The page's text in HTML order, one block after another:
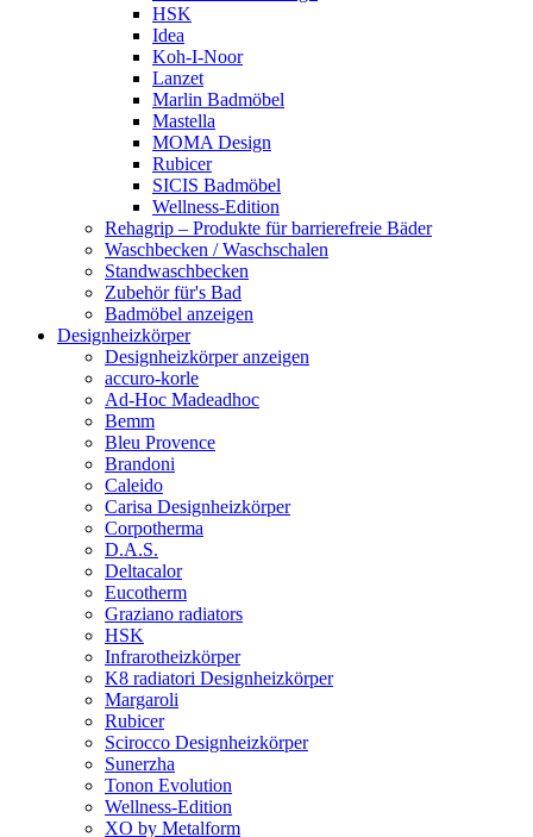
HSK
Idea
Koh-I-Noor
Lanzet
Marlin Badmöbel
Mastella
MOMA Design
Rubicer
SICIS Badmöbel
Wellness-Edition
Rehagrip – Produkte für barrierefreie Bäder
Waschbecken / Waschschalen
Standwaschbecken
Zubehör für's Bad
Badmöbel anzeigen
Designheizkörper
Designheizkörper anzeigen
accuro-korle
Ad-Hoc Madeadhoc
Bemm
Bleu Provence
Brandoni
Caleido
Carisa Designheizkörper
Corpotherma
D.A.S.
Deltacalor
Eucotherm
Graziano radiators
HSK
Infrarotheizkörper
K8 radiatori Designheizkörper
Margaroli
Rubicer
Scirocco Designheizkörper
Sunerzha
Tonon Evolution
Wellness-Edition
XO by Metalform